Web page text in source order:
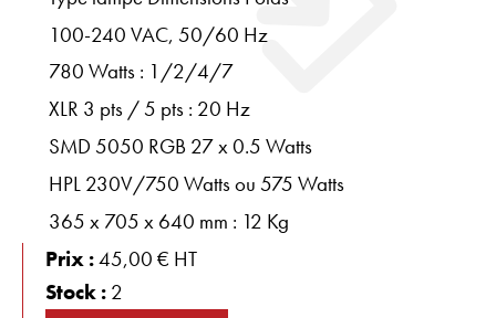
100-240 VAC, 50/60 Hz
780 Watts : 1/2/4/7
XLR 3 pts / 5 pts : 20 Hz
SMD 5050 RGB 27 x 0.5 Watts
HPL 230V/750 Watts ou 575 Watts
365 x 705 x 640 mm : 12 Kg
Prix :45,00 € HT
Stock : 2